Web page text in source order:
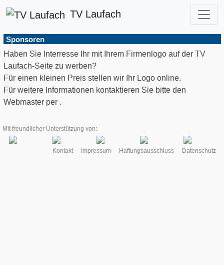
TV Laufach
Sponsoren
Haben Sie Interresse Ihr mit Ihrem Firmenlogo auf der TV
Laufach-Seite zu werben?
Für einen kleinen Preis stellen wir Ihr Logo online.
Für weitere Informationen kontaktieren Sie bitte den
Webmaster per .
Mit freundlicher Unterstützung von:
Kontakt Impressum Haftungsausschluss Datenschutz